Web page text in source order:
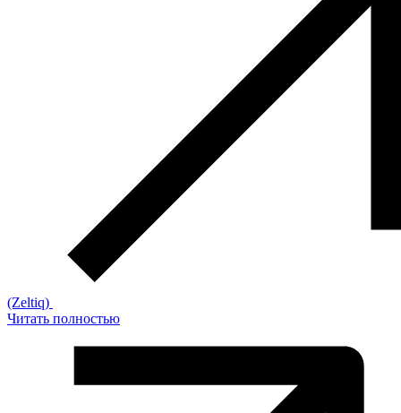
(Zeltiq)
Читать полностью